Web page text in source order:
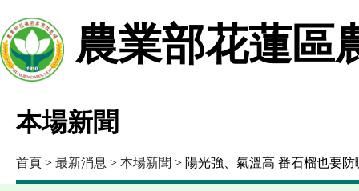
農業部花蓮區
本場新聞
首頁 > 最新消息 > 本場新聞 > 陽光強、氣溫高 番石榴也要防